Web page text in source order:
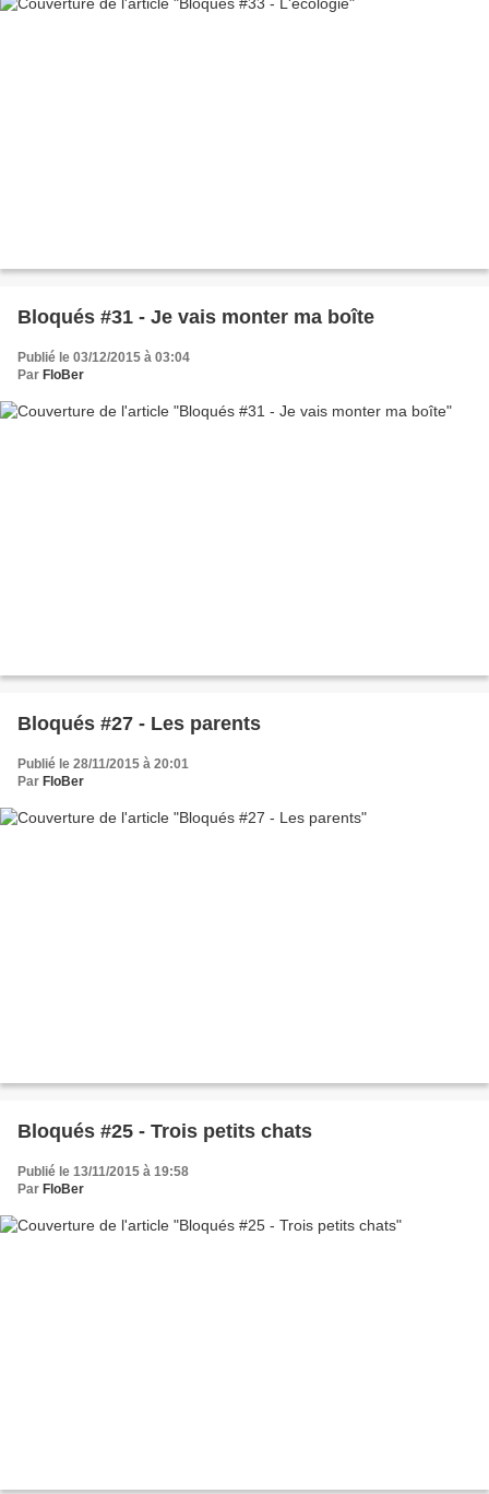
Bloqués #31 - Je vais monter ma boîte
Publié le 03/12/2015 à 03:04
Par FloBer
Bloqués #27 - Les parents
Publié le 28/11/2015 à 20:01
Par FloBer
Bloqués #25 - Trois petits chats
Publié le 13/11/2015 à 19:58
Par FloBer